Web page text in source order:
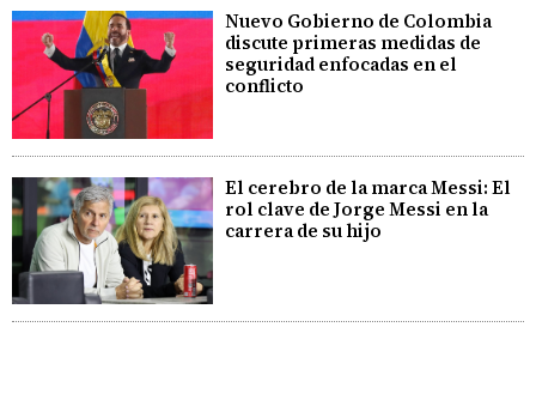
Nuevo Gobierno de Colombia
discute primeras medidas de
seguridad enfocadas en el
conflicto
El cerebro de la marca Messi: El
rol clave de Jorge Messi en la
carrera de su hijo